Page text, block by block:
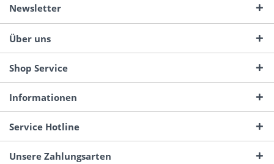
Newsletter
Über uns
Shop Service
Informationen
Service Hotline
Unsere Zahlungsarten